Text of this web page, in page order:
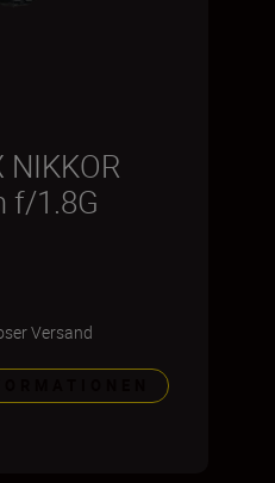
NIKKOR
f/1.8G
Versand